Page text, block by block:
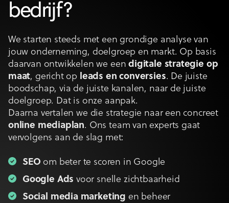
bedrijf?
We starten steeds met een grondige analyse van
jouw onderneming, doelgroep en markt. Op basis
daarvan ontwikkelen we eendigitale strategie op
maat, gericht op leads en conversies. De juiste
boodschap, via de juiste kanalen, naar de juiste
doelgroep. Dat is onze aanpak.
Daarna vertalen we die strategie naar een concreet
online mediaplan. Ons team van experts gaat
vervolgens aan de slag met:
SEO om beter te scoren in Google
Google Ads voor snelle zichtbaarheid
Social media marketing en beheer